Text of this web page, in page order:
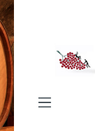
Zum Hauptinhalt